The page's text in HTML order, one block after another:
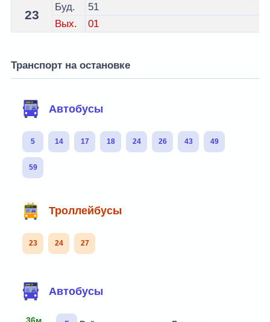
23
Буд.
51
Вых.
01
Транспорт на остановке
Автобусы
5 14 17 18 24 26 43 49
59
Троллейбусы
23 24 27
Автобусы
36м